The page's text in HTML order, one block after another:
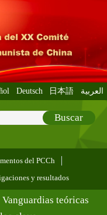
Deutsch 日本語 العربية
Buscar
del PCCh
y resultados
Vanguardias teóricas